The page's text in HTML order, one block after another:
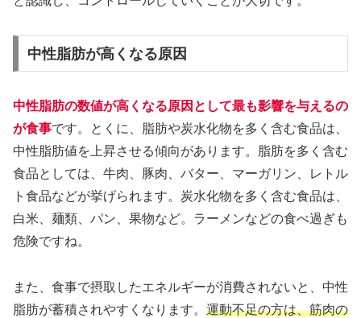
中性脂肪が高くなる原因
中性脂肪の数値が高くなる原因として最も影響を与えるの
が食事です。とくに、脂肪や炭水化物を多く含む食品は、
中性脂肪値を上昇させる傾向があります。脂肪を多く含む
食品としては、牛肉、豚肉、バター、マーガリン、レトル
ト食品などが挙げられます。炭水化物を多く含む食品は、
白米、麺類、パン、果物など。ラーメンなどの食べ過ぎも
危険ですね。
また、食事で摂取したエネルギーが消費されないと、中性
脂肪が蓄積されやすくなります。 運動不足の方は、筋肉の